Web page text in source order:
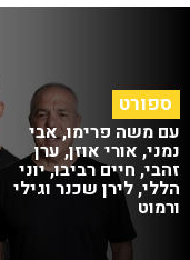
ספורט
עם משה פרימו, אבי
נמני, אורי אוזן, ערן
זהבי, חיים רביבו, יוני
הללי, לירן שכנר וגילי
ורמוט